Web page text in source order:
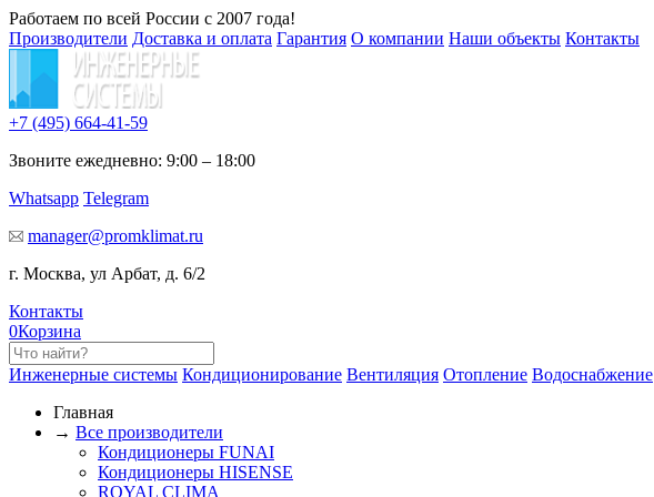
Работаем по всей России с 2007 года!
Производители Доставка и оплата Гарантия О компании Наши объекты Контакты
+7 (495) 664-41-59
Звоните ежедневно: 9:00 – 18:00
Whatsapp Telegram
manager@promklimat.ru
г. Москва, ул Арбат, д. 6/2
Контакты
0Корзина
Инженерные системы Кондиционирование Вентиляция Отопление Водоснабжение
Главная
→ Все производители
Кондиционеры FUNAI
Кондиционеры HISENSE
ROYAL CLIMA